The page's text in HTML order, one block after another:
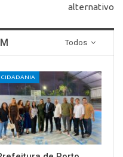
alternativo
Todos
CIDADANIA